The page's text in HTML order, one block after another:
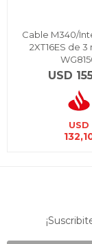
Cable M340/
2XT16ES de
USD
USD